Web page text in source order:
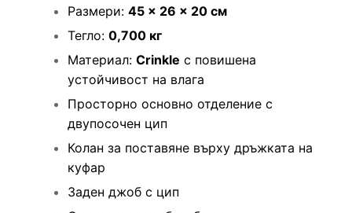
Размери: 45 × 26 × 20 см
Тегло: 0,700 кг
Материал: Crinkle с повишена
устойчивост на влага
Просторно основно отделение с
двупосочен цип
Колан за поставяне върху дръжката на
куфар
Заден джоб с цип